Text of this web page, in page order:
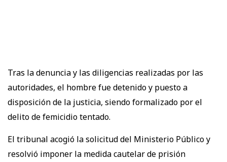
Tras la denuncia y las diligencias realizadas por las
autoridades, el hombre fue detenido y puesto a
disposición de la justicia, siendo formalizado por el
delito de femicidio tentado.
El tribunal acogió la solicitud del Ministerio Público y
resolvió imponer la medida cautelar de prisión